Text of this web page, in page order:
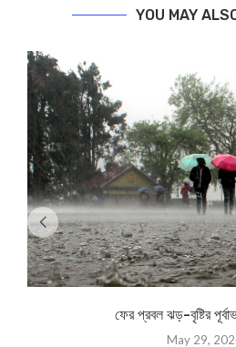
YOU MAY
ফের প্রবল ঝড়-বৃষ্টির
May 29,